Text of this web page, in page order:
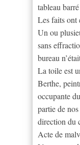
tableau
Les faits ont
Un ou
sans
bureau
La toile est
Berthe,
occupante
partie de
direction du
Acte de